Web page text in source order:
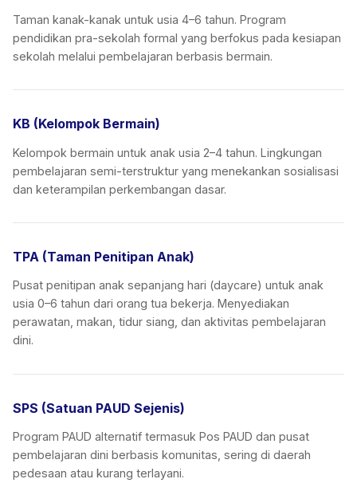
Taman kanak-kanak untuk usia 4–6 tahun. Program
pendidikan pra-sekolah formal yang berfokus pada kesiapan
sekolah melalui pembelajaran berbasis bermain.
KB (Kelompok Bermain)
Kelompok bermain untuk anak usia 2–4 tahun. Lingkungan
pembelajaran semi-terstruktur yang menekankan sosialisasi
dan keterampilan perkembangan dasar.
TPA (Taman Penitipan Anak)
Pusat penitipan anak sepanjang hari (daycare) untuk anak
usia 0–6 tahun dari orang tua bekerja. Menyediakan
perawatan, makan, tidur siang, dan aktivitas pembelajaran
dini.
SPS (Satuan PAUD Sejenis)
Program PAUD alternatif termasuk Pos PAUD dan pusat
pembelajaran dini berbasis komunitas, sering di daerah
pedesaan atau kurang terlayani.